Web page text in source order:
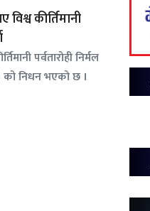
कीर्तिमानी
पर्वतारोही निर्मल
को निधन भएको छ ।